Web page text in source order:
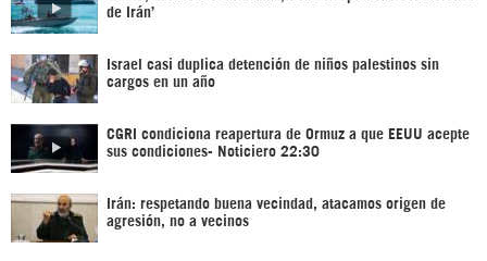
de Irán’
Israel casi duplica detención de niños palestinos sin
cargos en un año
CGRI condiciona reapertura de Ormuz a que EEUU acepte
sus condiciones- Noticiero 22:30
Irán: respetando buena vecindad, atacamos origen de
agresión, no a vecinos